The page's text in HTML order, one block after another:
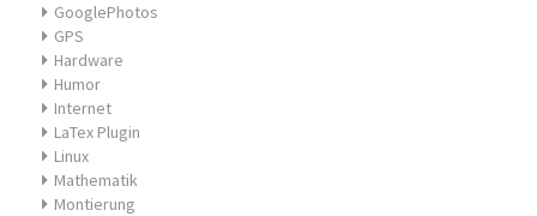
GooglePhotos
GPS
Hardware
Humor
Internet
LaTex Plugin
Linux
Mathematik
Montierung